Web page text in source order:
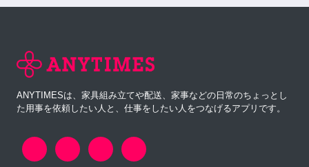
ANYTIMESは、家具組み立てや配送、家事などの日常のちょっとし
た用事を依頼したい人と、仕事をしたい人をつなげるアプリです。